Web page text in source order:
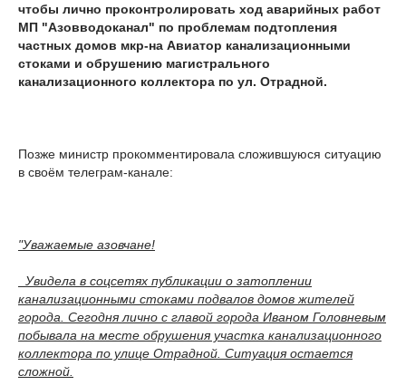
чтобы лично проконтролировать ход аварийных работ
МП "Азовводоканал" по проблемам подтопления
частных домов мкр-на Авиатор канализационными
стоками и обрушению магистрального
канализационного коллектора по ул. Отрадной.
Позже министр прокомментировала сложившуюся ситуацию
в своём телеграм-канале:
"Уважаемые азовчане!
Увидела в соцсетях публикации о затоплении
канализационными стоками подвалов домов жителей
города. Сегодня лично с главой города Иваном Головневым
побывала на месте обрушения участка канализационного
коллектора по улице Отрадной. Ситуация остается
сложной.